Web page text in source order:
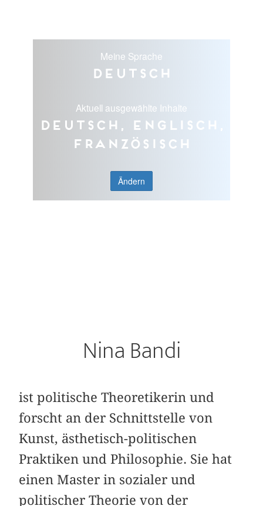
Meine Sprache
Deutsch
Aktuell ausgewählte Inhalte
Deutsch, Englisch,
Französisch
Ändern
Nina Bandi
ist politische Theoretikerin und
forscht an der Schnittstelle von
Kunst, ästhetisch-politischen
Praktiken und Philosophie. Sie hat
einen Master in sozialer und
politischer Theorie von der